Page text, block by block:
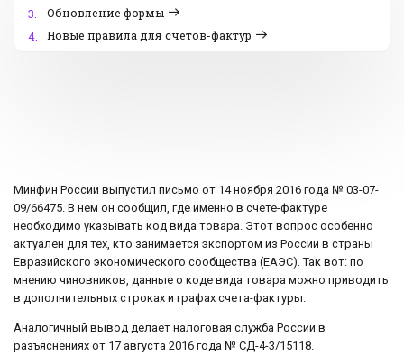
3.
Обновление формы
4.
Новые правила для счетов-фактур
Минфин России выпустил письмо от 14 ноября 2016 года № 03-07-
09/66475. В нем он сообщил, где именно в счете-фактуре
необходимо указывать код вида товара. Этот вопрос особенно
актуален для тех, кто занимается экспортом из России в страны
Евразийского экономического сообщества (ЕАЭС). Так вот: по
мнению чиновников, данные о коде вида товара можно приводить
в дополнительных строках и графах счета-фактуры.
Аналогичный вывод делает налоговая служба России в
разъяснениях от 17 августа 2016 года № СД-4-3/15118.